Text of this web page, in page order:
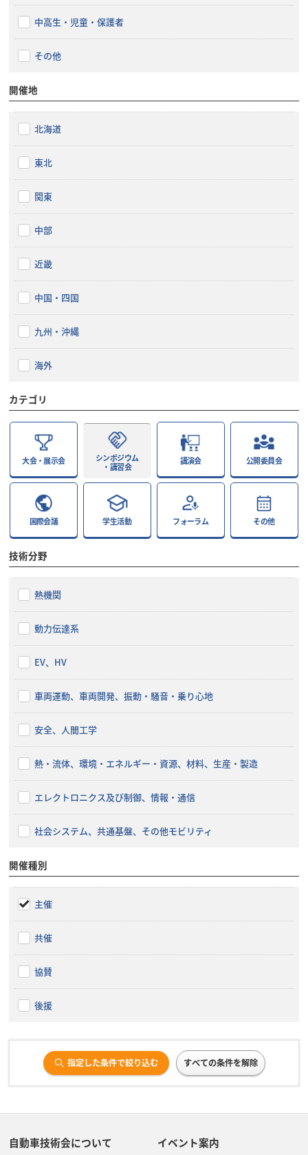
中高生・児童・保護者
その他
開催地
北海道
東北
関東
中部
近畿
中国・四国
九州・沖縄
海外
カテゴリ
大会・展示会
シンポジウム
・講習会
講演会 公開委員会
国際会議 学生活動 フォーラム その他
技術分野
熱機関
動力伝達系
EV、HV
車両運動、車両開発、振動・騒音・乗り心地
安全、人間工学
熱・流体、環境・エネルギー・資源、材料、生産・製造
エレクトロニクス及び制御、情報・通信
社会システム、共通基盤、その他モビリティ
開催種別
主催
共催
協賛
後援
指定した条件で絞り込む すべての条件を解除
自動車技術会について イベント案内